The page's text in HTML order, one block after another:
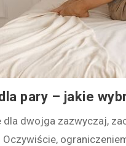
pary – jakie
dwojga zazwyczaj,